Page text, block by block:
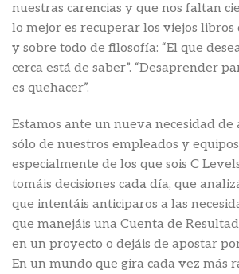
nuestras carencias y que nos faltan
lo mejor es recuperar los viejos
y sobre todo de filosofía: “El que
cerca está de saber”. “Desaprender
es quehacer”.
Estamos ante un nueva necesidad de
sólo de nuestros empleados y
especialmente de los que sois C
tomáis decisiones cada día, que
que intentáis anticiparos a las
que manejáis una Cuenta de
en un proyecto o dejáis de apostar
En un mundo que gira cada vez más